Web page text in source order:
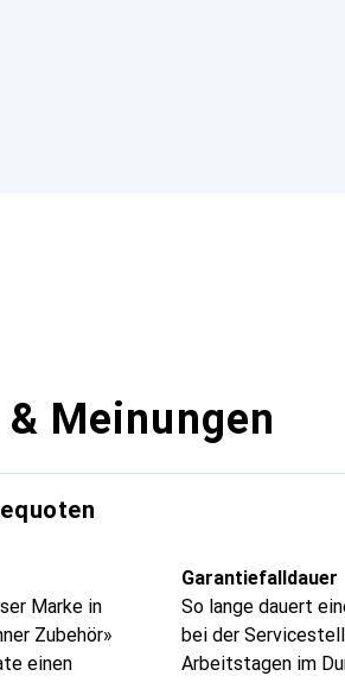
Meinungen
Marke in
Zubehör»
einen
Garantiefalldauer
So lange dauert
bei der
Arbeitstagen im